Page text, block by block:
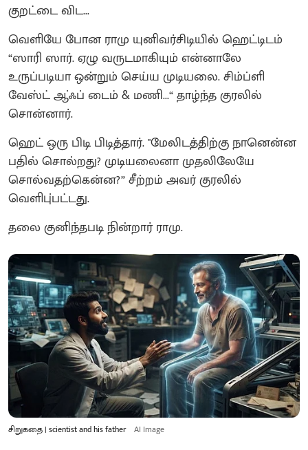
குறட்டை விட...
வெளியே போன ராமு யுனிவர்சிடியில் ஹெட்டிடம்
“ஸாரி ஸார். ஏழு வருடமாகியும் என்னாலே
உருப்படியா ஒன்றும் செய்ய முடியலை. சிம்ப்ளி
வேஸ்ட் ஆ்ஃப் டைம் & மணி...“ தாழ்ந்த குரலில்
சொன்னார்.
ஹெட் ஒரு பிடி பிடித்தார். "மேலிடத்திற்கு நானென்ன
பதில் சொல்றது? முடியலைனா முதலிலேயே
சொல்வதற்கென்ன?” சீற்றம் அவர் குரலில்
வெளிபு்பட்டது.
தலை குனிந்தபடி நின்றார் ராமு.
சிறுகதை | scientist and his father AI Image